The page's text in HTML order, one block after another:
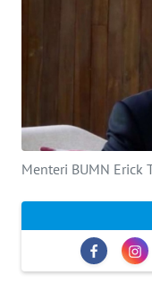
Menteri BUMN Erick
BERITA
KAMI
INFO